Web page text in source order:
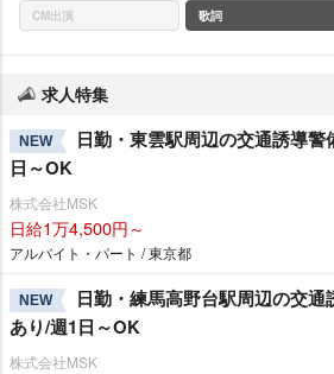
CM出演 歌詞
求人特集
NEW
日勤・東雲駅周辺の交通誘導警
日～OK
株式会社MSK
日給1万4,500円～
アルバイト・パート / 東京都
NEW
日勤・練馬高野台駅周辺の交
あり/週1日～OK
株式会社MSK